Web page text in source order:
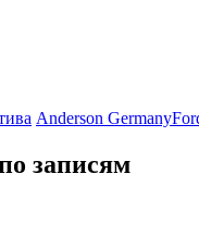
Anderson Germany
записям